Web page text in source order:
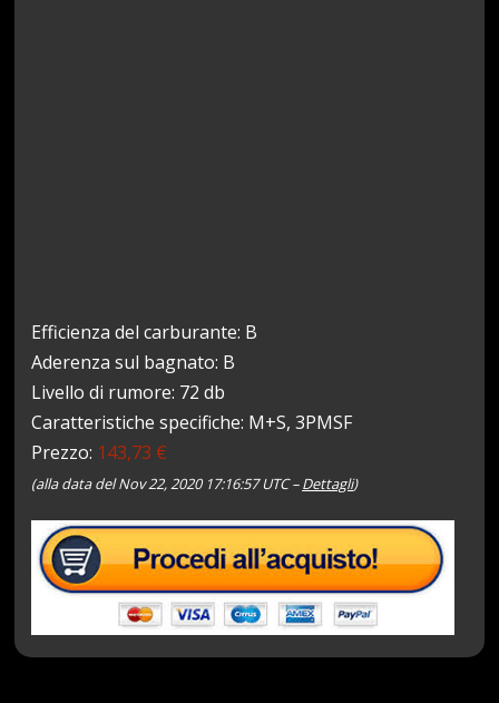
Efficienza del carburante: B
Aderenza sul bagnato: B
Livello di rumore: 72 db
Caratteristiche specifiche: M+S, 3PMSF
Prezzo: 143,73 €
(alla data del Nov 22, 2020 17:16:57 UTC –Dettagli)